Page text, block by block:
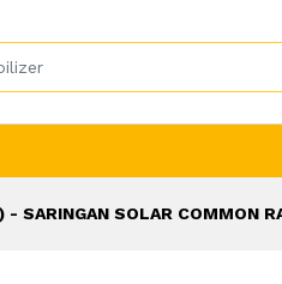
SARINGAN SOLAR COMMON